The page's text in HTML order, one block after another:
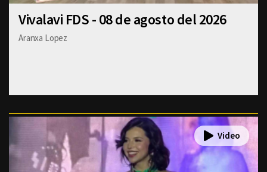
Vivalavi FDS - 08 de agosto del 2026
Aranxa Lopez